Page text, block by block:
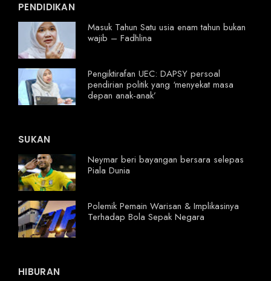
PENDIDIKAN
Masuk Tahun Satu usia enam tahun bukan
wajib – Fadhlina
Pengiktirafan UEC: DAPSY persoal
pendirian politik yang ‘menyekat masa
depan anak-anak’
SUKAN
Neymar beri bayangan bersara selepas
Piala Dunia
Polemik Pemain Warisan & Implikasinya
Terhadap Bola Sepak Negara
HIBURAN